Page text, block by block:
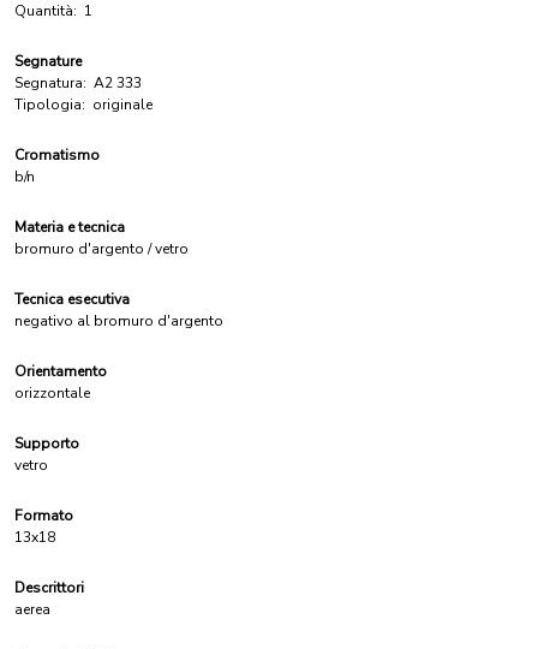
Quantità: 1
Segnature
Segnatura: A2 333
Tipologia: originale
Cromatismo
b/n
Materia e tecnica
bromuro d'argento / vetro
Tecnica esecutiva
negativo al bromuro d'argento
Orientamento
orizzontale
Supporto
vetro
Formato
13x18
Descrittori
aerea